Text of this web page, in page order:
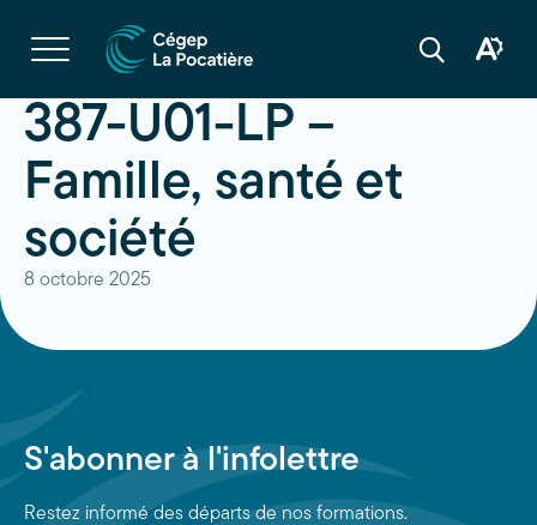
Ouvrir
la
navigation
site
Ouvrir
Ouvrir
387-U01-LP –
Famille, santé et
société
8 octobre 2025
S'abonner à l'infolettre
Restez informé des départs de nos formations.